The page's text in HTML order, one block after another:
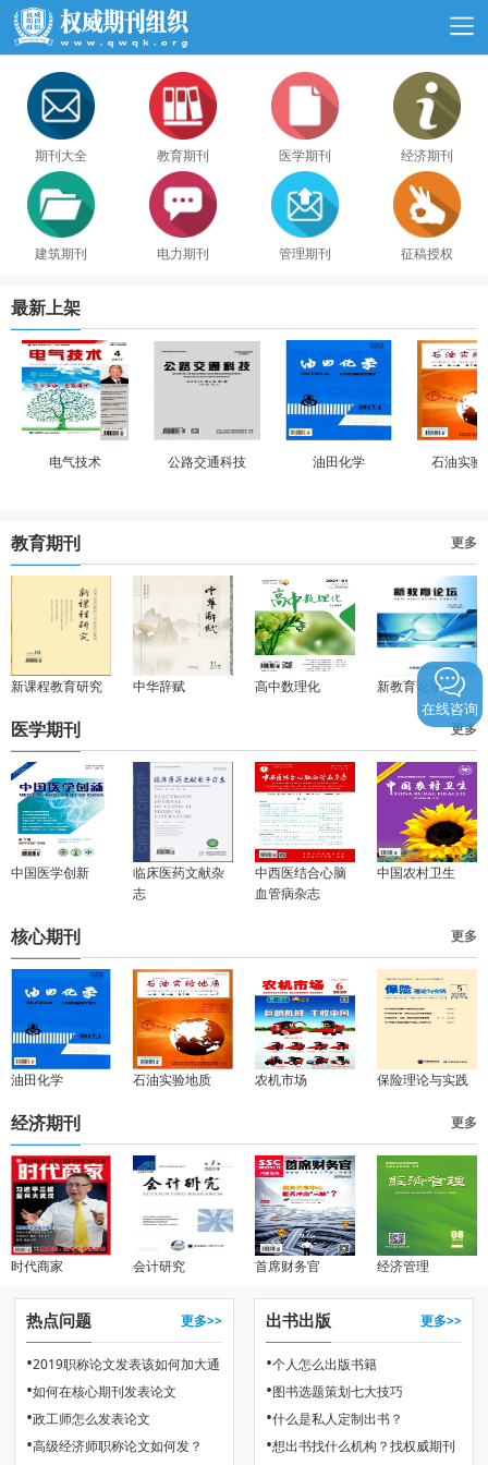
期刊大全 教育期刊 医学期刊 经济期刊
建筑期刊 电力期刊 管理期刊 征稿授权
最新上架
电气技术 公路交通科技 油田化学 石油实验
教育期刊 更多
新课程教育研究 中华辞赋 高中数理化 新教育论坛
医学期刊 更多
中国医学创新
临床医药文献杂
志
中西医结合心脑
血管病杂志
中国农村卫生
核心期刊 更多
油田化学 石油实验地质 农机市场 保险理论与实践
经济期刊 更多
时代商家 会计研究 首席财务官 经济管理
热点问题 更多>>
•2019职称论文发表该如何加大通
过率
•如何在核心期刊发表论文
•政工师怎么发表论文
•高级经济师职称论文如何发？
出书出版 更多>>
•个人怎么出版书籍
•图书选题策划七大技巧
•什么是私人定制出书？
•想出书找什么机构？找权威期刊
在线咨询